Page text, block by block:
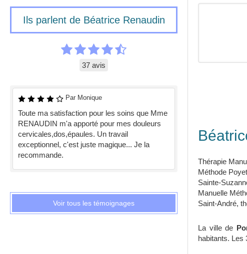
Thérapie
Méthode
Sainte-
Manuelle
Saint-André,
La ville de
habitants. Les
Ils parlent de Béatrice Renaudin
37 avis
Par Monique
Toute ma satisfaction pour les soins que Mme
RENAUDIN m'a apporté pour mes douleurs
cervicales,dos,épaules. Un travail
exceptionnel, c'est juste magique... Je la
recommande.
Voir tous les témoignages